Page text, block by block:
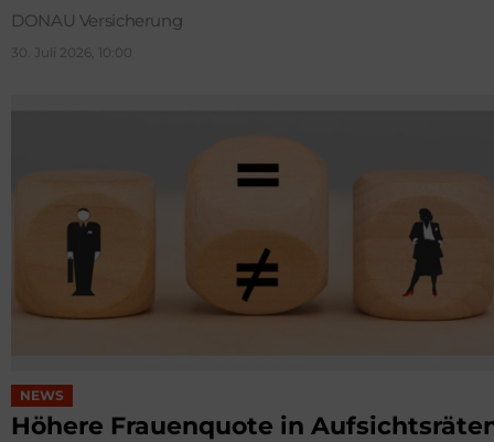
DONAU Versicherung
30. Juli 2026, 10:00
NEWS
Höhere Frauenquote in